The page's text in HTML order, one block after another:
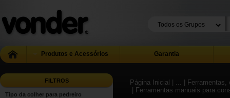
Produtos e Acessórios Garantia
FILTROS
Tipo da colher para pedreiro
Página Inicial | ...
|
| Ferramentas manuais para